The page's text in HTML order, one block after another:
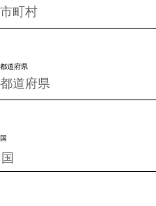
都道府県
国